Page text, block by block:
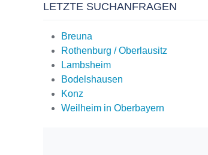
LETZTE SUCHANFRAGEN
Breuna
Rothenburg / Oberlausitz
Lambsheim
Bodelshausen
Konz
Weilheim in Oberbayern